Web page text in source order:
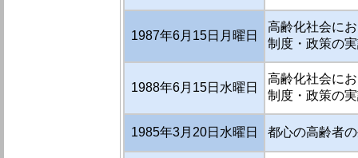
1987年6月15日月曜日
高齢化社会に
制度・政策の
1988年6月15日水曜日
高齢化社会に
制度・政策の
1985年3月20日水曜日 都心の高齢者